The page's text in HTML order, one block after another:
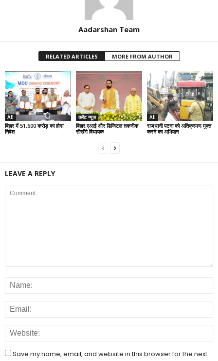
Aadarshan Team
RELATED ARTICLES MORE FROM AUTHOR
All
बिहार में 51,600 करोड़ का होगा
निवेश
करेंट न्यूज़
बिहार:एआई और डिजिटल तकनीक
सीखेंगे विधायक
All
राजधानी पटना को अतिक्रमण मुक्त
करने का अभियान
LEAVE A REPLY
Save my name, email, and website in this browser for the next